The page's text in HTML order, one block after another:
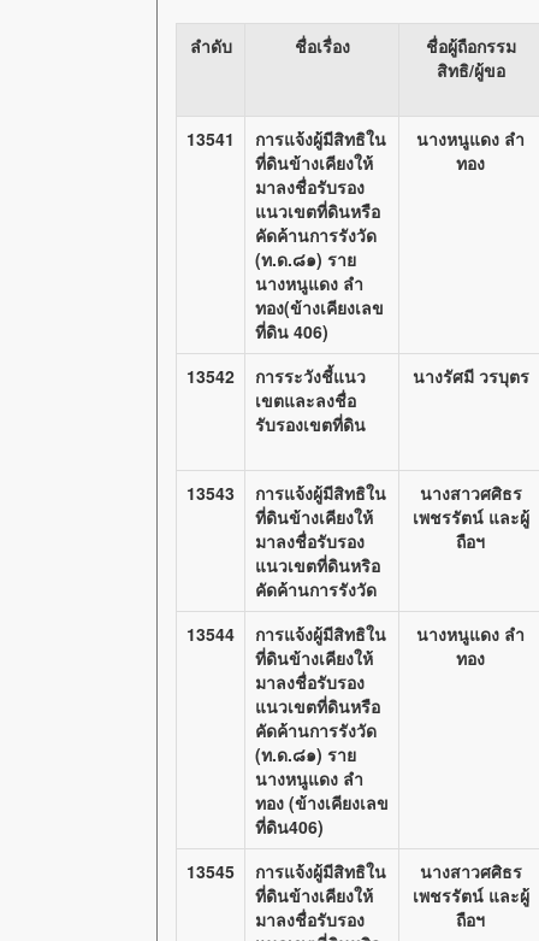
ลำดับ ชื่อเรื่อง
ชื่อผู้ถือกรรม
สิทธิ/ผู้ขอ
13541
การแจ้งผู้มีสิทธิใน
ที่ดินข้างเคียงให้
มาลงชื่อรับรอง
แนวเขตที่ดินหรือ
คัดค้านการรังวัด
(ท.ด.๘๑) ราย
นางหนูแดง ลำ
ทอง(ข้างเคียงเลข
ที่ดิน 406)
นางหนูแดง ลำ
ทอง
13542
การระวังชี้แนว
เขตและลงชื่อ
รับรองเขตที่ดิน
นางรัศมี วรบุตร
13543
การแจ้งผู้มีสิทธิใน
ที่ดินข้างเคียงให้
มาลงชื่อรับรอง
แนวเขตที่ดินหริอ
คัดค้านการรังวัด
นางสาวศศิธร
เพชรรัตน์ และผู้
ถือฯ
13544
การแจ้งผู้มีสิทธิใน
ที่ดินข้างเคียงให้
มาลงชื่อรับรอง
แนวเขตที่ดินหรือ
คัดค้านการรังวัด
(ท.ด.๘๑) ราย
นางหนูแดง ลำ
ทอง (ข้างเคียงเลข
ที่ดิน406)
นางหนูแดง ลำ
ทอง
13545
การแจ้งผู้มีสิทธิใน
ที่ดินข้างเคียงให้
มาลงชื่อรับรอง
นางสาวศศิธร
เพชรรัตน์ และผู้
ถือฯ